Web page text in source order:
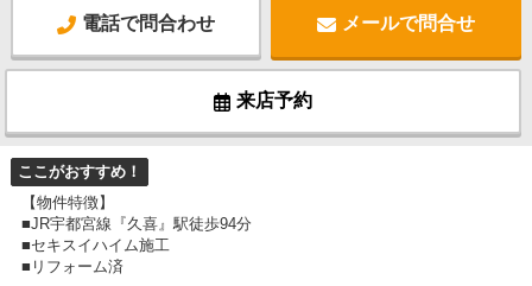
電話で問合わせ メールで問合せ
来店予約
ここがおすすめ！
【物件特徴】
■JR宇都宮線『久喜』駅徒歩94分
■セキスイハイム施工
■リフォーム済